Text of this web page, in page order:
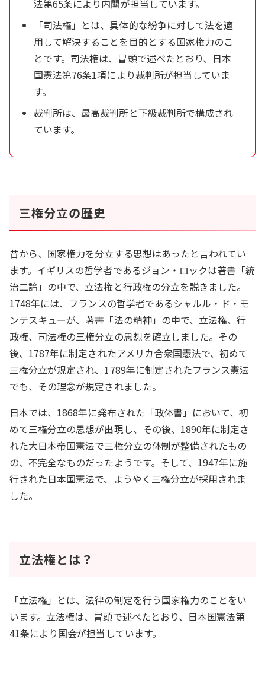
法第65条により内閣が担当しています。
「司法権」とは、具体的な紛争に対して法を適
用して解決することを目的とする国家権力のこ
とです。司法権は、冒頭で述べたとおり、日本
国憲法第76条1項により裁判所が担当していま
す。
裁判所は、最高裁判所と下級裁判所で構成され
ています。
三権分立の歴史
昔から、国家権力を分立する思想はあったと言われてい
ます。イギリスの哲学者であるジョン・ロックは著書「統
治二論」の中で、立法権と行政権の分立を説きました。
1748年には、フランスの哲学者であるシャルル・ド・モ
ンテスキューが、著書「法の精神」の中で、立法権、行
政権、司法権の三権分立の思想を確立しました。その
後、1787年に制定されたアメリカ合衆国憲法で、初めて
三権分立が規定され、1789年に制定されたフランス憲法
でも、その理念が規定されました。
日本では、1868年に発布された「政体書」において、初
めて三権分立の思想が出現し、その後、1890年に制定さ
れた大日本帝国憲法で三権分立の体制が整備されたもの
の、不完全なものだったようです。そして、1947年に施
行された日本国憲法で、ようやく三権分立が採用されま
した。
立法権とは？
「立法権」とは、法律の制定を行う国家権力のことをい
います。立法権は、冒頭で述べたとおり、日本国憲法第
41条により国会が担当しています。